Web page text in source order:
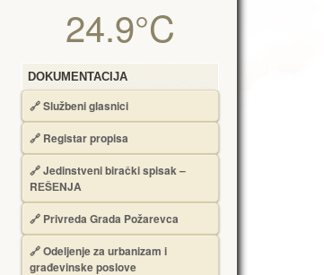
24.9°C
DOKUMENTACIJA
🔗Službeni glasnici
🔗 Registar propisa
🔗Jedinstveni birački spisak –
RЕŠЕNJA
🔗 Privreda Grada Požarevca
🔗Odeljenje za urbanizam i
građevinske poslove